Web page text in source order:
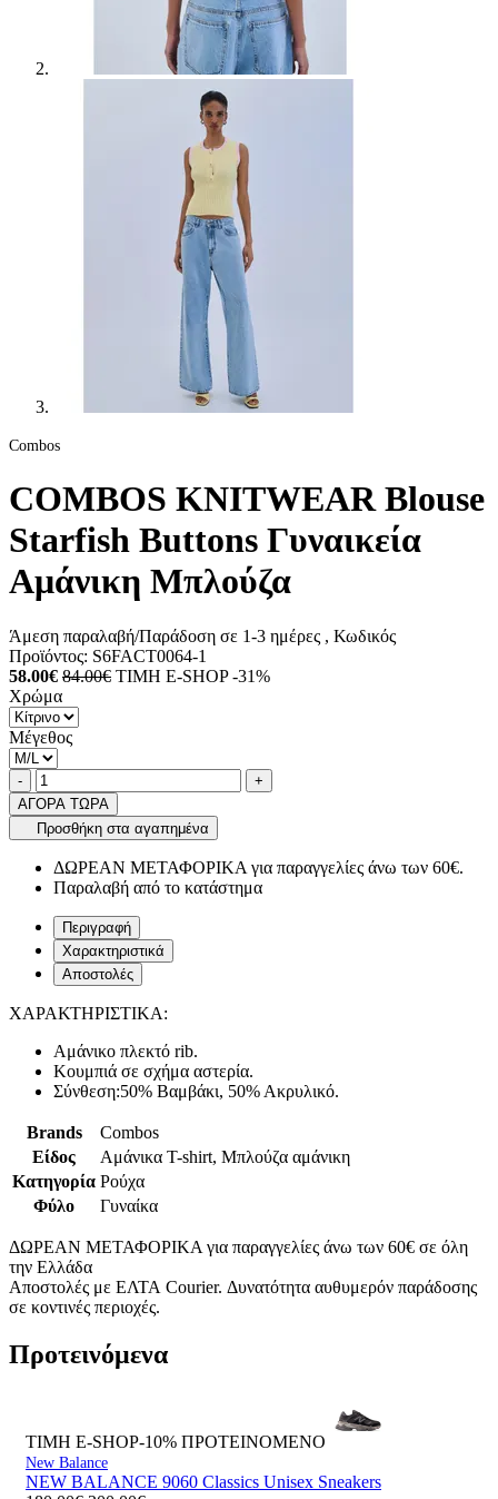
Combos
COMBOS KNITWEAR Blouse
Starfish Buttons Γυναικεία
Αμάνικη Μπλούζα
Άμεση παραλαβή/Παράδοση σε 1-3 ημέρες , Κωδικός
Προϊόντος: S6FACT0064-1
58.00€ 84.00€ ΤΙΜΗ E-SHOP -31%
Χρώμα
Μέγεθος
Ποσότητα
-product.increase.quantity +
ΑΓΟΡΑ ΤΩΡΑ
Προσθήκη στα αγαπημένα
ΔΩΡΕΑΝ ΜΕΤΑΦΟΡΙΚΑ για παραγγελίες άνω των 60€.
Παραλαβή από το κατάστημα
Περιγραφή
Χαρακτηριστικά
Αποστολές
ΧΑΡΑΚΤΗΡΙΣΤΙΚΑ:
Αμάνικο πλεκτό rib.
Κουμπιά σε σχήμα αστερία.
Σύνθεση:50% Βαμβάκι, 50% Ακρυλικό.
Brands
Combos
Είδος
Αμάνικα T-shirt, Μπλούζα αμάνικη
Κατηγορία Ρούχα
Φύλο
Γυναίκα
ΔΩΡΕΑΝ ΜΕΤΑΦΟΡΙΚΑ για παραγγελίες άνω των 60€ σε όλη
την Ελλάδα
Αποστολές με ΕΛΤΑ Courier. Δυνατότητα αυθυμερόν παράδοσης
σε κοντινές περιοχές.
Προτεινόμενα
ΤΙΜΗ E-SHOP-10% ΠΡΟΤΕΙΝΟΜΕΝΟ
New Balance
NEW BALANCE 9060 Classics Unisex Sneakers